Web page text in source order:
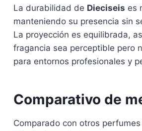
La durabilidad de Dieciseis es
manteniendo su presencia sin
La proyección es equilibrada,
fragancia sea perceptible pero
para entornos profesionales y
Comparativo de
Comparado con otros